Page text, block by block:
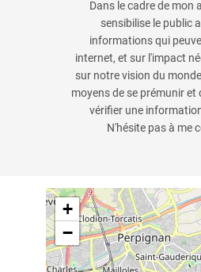
Dans le cadre de mon
sensibilise le public
informations qui
internet, et sur l'impact
sur notre vision du
moyens de se prémunir et
vérifier une
N'hésite pas à me
+
−